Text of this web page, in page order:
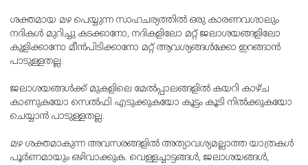
ശക്തമായ മഴ പെയ്യുന്ന സാഹചര്യത്തില്‍ ഒരു കാരണവശാലും
നദികള്‍ മുറിച്ചു കടക്കാനോ, നദികളിലോ മറ്റ് ജലാശയങ്ങളിലോ
കുളിക്കാനോ മീന്‍പിടിക്കാനോ മറ്റ് ആവശ്യങ്ങള്‍ക്കോ ഇറങ്ങാന്‍
പാടുള്ളതല്ല.
ജലാശയങ്ങള്‍ക്ക് മുകളിലെ മേല്‍പ്പാലങ്ങളില്‍ കയറി കാഴ്ച
കാണുകയോ സെല്‍ഫി എടുക്കുകയോ കൂട്ടം കൂടി നില്‍ക്കുകയോ
ചെയ്യാന്‍ പാടുള്ളതല്ല.
മഴ ശക്തമാകുന്ന അവസരങ്ങളില്‍ അത്യാവശ്യമല്ലാത്ത യാത്രകള്‍
പൂര്‍ണമായും ഒഴിവാക്കുക. വെള്ളച്ചാട്ടങ്ങള്‍, ജലാശയങ്ങള്‍,